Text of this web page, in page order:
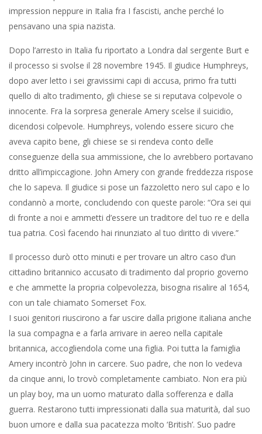
impression neppure in Italia fra I fascisti, anche perché lo
pensavano una spia nazista.
Dopo l’arresto in Italia fu riportato a Londra dal sergente Burt e
il processo si svolse il 28 novembre 1945. Il giudice Humphreys,
dopo aver letto i sei gravissimi capi di accusa, primo fra tutti
quello di alto tradimento, gli chiese se si reputava colpevole o
innocente. Fra la sorpresa generale Amery scelse il suicidio,
dicendosi colpevole. Humphreys, volendo essere sicuro che
aveva capito bene, gli chiese se si rendeva conto delle
conseguenze della sua ammissione, che lo avrebbero portavano
dritto all’impiccagione. John Amery con grande freddezza rispose
che lo sapeva. Il giudice si pose un fazzoletto nero sul capo e lo
condannò a morte, concludendo con queste parole: “Ora sei qui
di fronte a noi e ammetti d’essere un traditore del tuo re e della
tua patria. Così facendo hai rinunziato al tuo diritto di vivere.”
Il processo durò otto minuti e per trovare un altro caso d’un
cittadino britannico accusato di tradimento dal proprio governo
e che ammette la propria colpevolezza, bisogna risalire al 1654,
con un tale chiamato Somerset Fox.
I suoi genitori riuscirono a far uscire dalla prigione italiana anche
la sua compagna e a farla arrivare in aereo nella capitale
britannica, accogliendola come una figlia. Poi tutta la famiglia
Amery incontrò John in carcere. Suo padre, che non lo vedeva
da cinque anni, lo trovò completamente cambiato. Non era più
un play boy, ma un uomo maturato dalla sofferenza e dalla
guerra. Restarono tutti impressionati dalla sua maturità, dal suo
buon umore e dalla sua pacatezza molto ‘British’. Suo padre